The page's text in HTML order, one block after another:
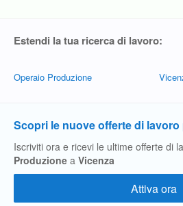
Estendi la tua ricerca di lavoro:
Operaio Produzione
Scopri le nuove offerte di
Iscriviti ora e ricevi le ultime offerte di
Produzione a Vicenza